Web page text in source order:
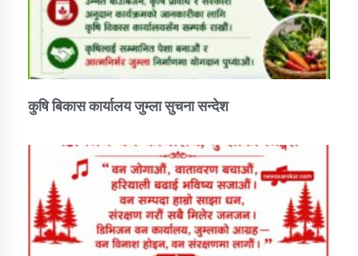
तातोपानी गाउँपालिका जुम्लाको महिला तथा लैङ्गिक हिंसा
सम्बन्धी सूचना सन्देश
तातोपानी गाउँपालिका जुम्लाको महिनावारी सम्बन्धिकाे
सन्देश
कुषि बिकास कार्यालय जुम्ला सुचना सन्देश